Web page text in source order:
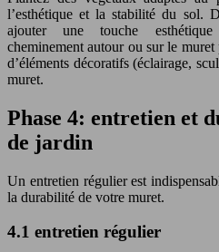
l’esthétique et la stabilité du sol.
ajouter une touche
cheminement autour ou sur le muret
d’éléments décoratifs (éclairage,
muret.
Phase 4: entretien et
de jardin
Un entretien régulier est
la durabilité de votre muret.
4.1 entretien régulier